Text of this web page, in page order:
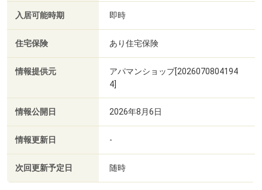
入居可能時期 即時
住宅保険 あり住宅保険
情報提供元
アパマンショップ[2026070804194
4]
情報公開日 2026年8月6日
情報更新日 -
次回更新予定日 随時